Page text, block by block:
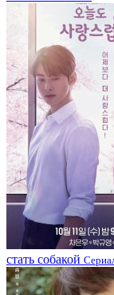
стать собакой